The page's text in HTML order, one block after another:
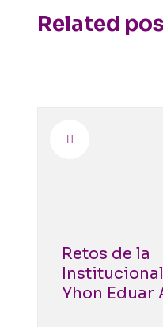
Related
Retos de la
Yhon Eduar